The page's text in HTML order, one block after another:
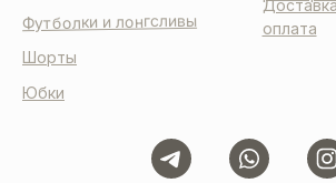
оплата
Шорты
Футболки и лонгсливы
Юбки